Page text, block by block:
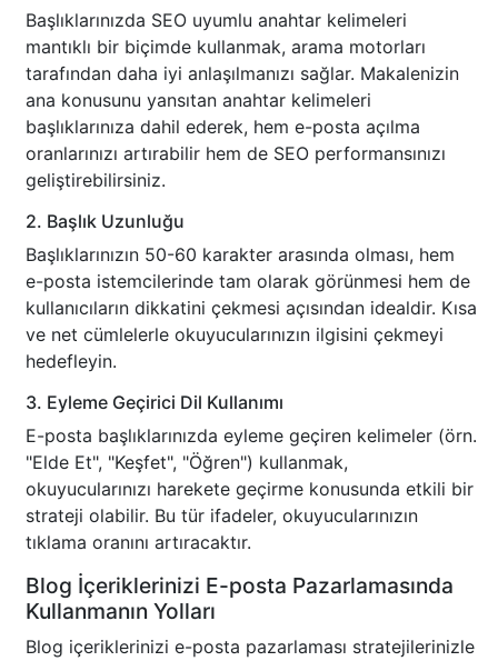
Başlıklarınızda SEO uyumlu anahtar kelimeleri
mantıklı bir biçimde kullanmak, arama motorları
tarafından daha iyi anlaşılmanızı sağlar. Makalenizin
ana konusunu yansıtan anahtar kelimeleri
başlıklarınıza dahil ederek, hem e-posta açılma
oranlarınızı artırabilir hem de SEO performansınızı
geliştirebilirsiniz.
2. Başlık Uzunluğu
Başlıklarınızın 50-60 karakter arasında olması, hem
e-posta istemcilerinde tam olarak görünmesi hem de
kullanıcıların dikkatini çekmesi açısından idealdir. Kısa
ve net cümlelerle okuyucularınızın ilgisini çekmeyi
hedefleyin.
3. Eyleme Geçirici Dil Kullanımı
E-posta başlıklarınızda eyleme geçiren kelimeler (örn.
"Elde Et", "Keşfet", "Öğren") kullanmak,
okuyucularınızı harekete geçirme konusunda etkili bir
strateji olabilir. Bu tür ifadeler, okuyucularınızın
tıklama oranını artıracaktır.
Blog İçeriklerinizi E-posta Pazarlamasında
Kullanmanın Yolları
Blog içeriklerinizi e-posta pazarlaması stratejilerinizle